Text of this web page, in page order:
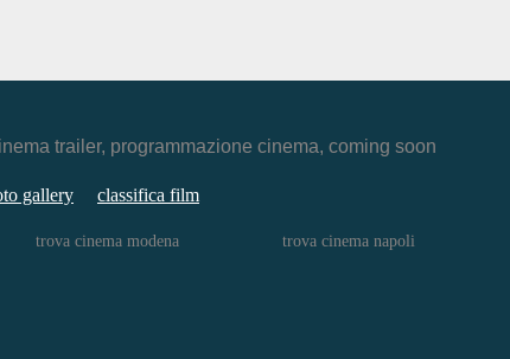
trailer, programmazione cinema, coming soon
gallery classifica film
trova cinema modena trova cinema napoli